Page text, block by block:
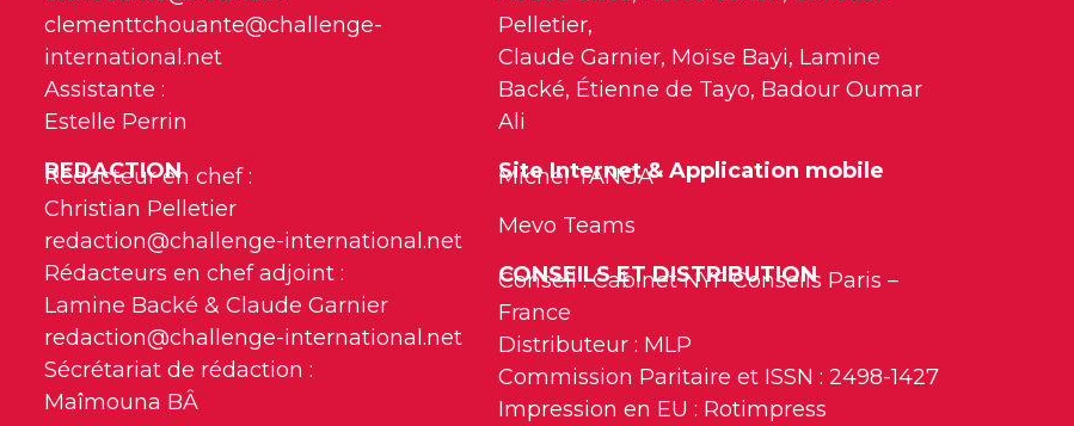
clementtchouante@challenge-
international.net
Assistante :
Estelle Perrin
REDACTION
Rédacteur en chef :
Christian Pelletier
redaction@challenge-international.net
Rédacteurs en chef adjoint :
Lamine Backé & Claude Garnier
redaction@challenge-international.net
Sécrétariat de rédaction :
Maîmouna BÂ
Pelletier,
Claude Garnier, Moïse Bayi, Lamine
Backé, Étienne de Tayo, Badour Oumar
Ali
Site Internet & Application mobile
Michel TANGA
Mevo Teams
CONSEILS ET DISTRIBUTION
Conseil : Cabinet NYF Conseils Paris –
France
Distributeur : MLP
Commission Paritaire et ISSN : 2498-1427
Impression en EU : Rotimpress